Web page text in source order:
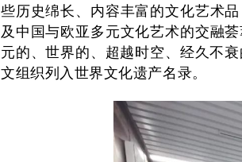
些历史绵长、内容丰富的文化艺术
及中国与欧亚多元文化艺术的交融
元的、世界的、超越时空、经久不
文组织列入世界文化遗产名录。